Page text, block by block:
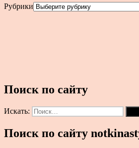
Рубрики
Поиск по сайту
Искать:
Поиск по сайту